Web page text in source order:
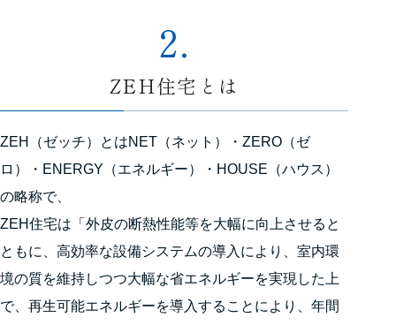
2.
ZEH住宅とは
ZEH（ゼッチ）とはNET（ネット）・ZERO（ゼ
ロ）・ENERGY（エネルギー）・HOUSE（ハウス）
の略称で、
ZEH住宅は「外皮の断熱性能等を大幅に向上させると
ともに、高効率な設備システムの導入により、室内環
境の質を維持しつつ大幅な省エネルギーを実現した上
で、再生可能エネルギーを導入することにより、年間